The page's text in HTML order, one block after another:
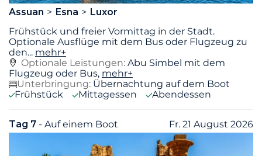
Assuan Esna
Luxor
Frühstück und freier Vormittag in der Stadt.
Optionale Ausflüge mit dem Bus oder Flugzeug zu
den... mehr+
Optionale Leistungen: Abu Simbel mit dem
Flugzeug oder Bus, mehr+
Unterbringung: Übernachtung auf dem Boot
Frühstück
Mittagessen Abendessen
Tag 7 - Auf einem Boot Fr. 21 August 2026